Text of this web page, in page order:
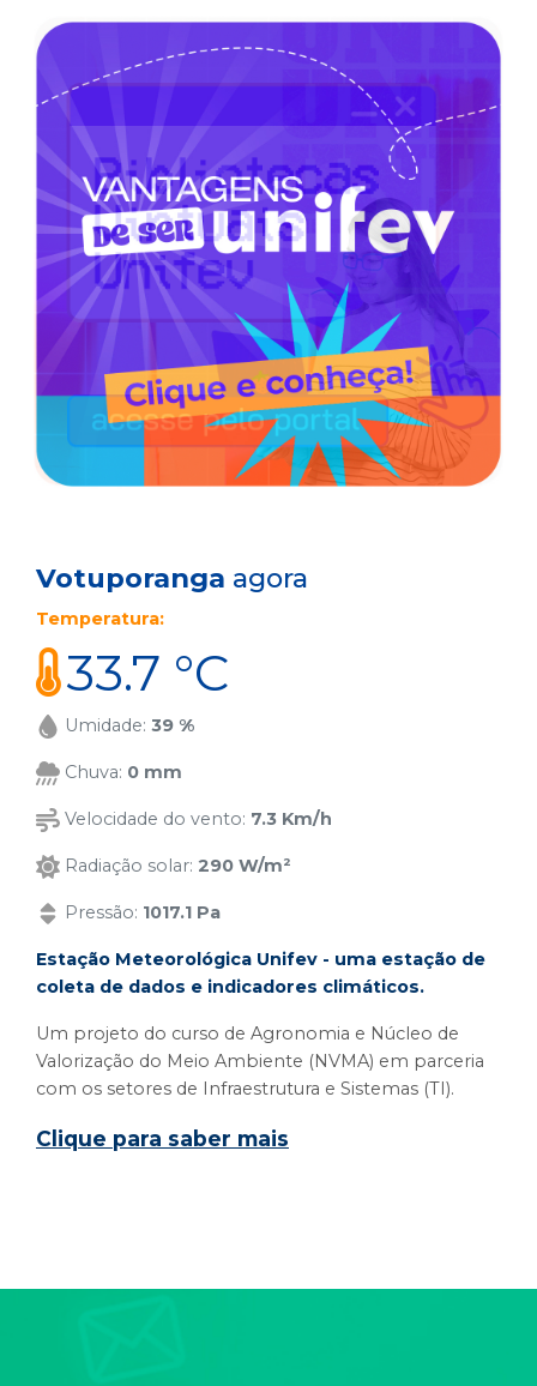
Votuporanga agora
Temperatura:
33.7 °C
Umidade: 39 %
Chuva: 0 mm
Velocidade do vento: 7.3 Km/h
Radiação solar: 290 W/m²
Pressão: 1017.1 Pa
Estação Meteorológica Unifev - uma estação de
coleta de dados e indicadores climáticos.
Um projeto do curso de Agronomia e Núcleo de
Valorização do Meio Ambiente (NVMA) em parceria
com os setores de Infraestrutura e Sistemas (TI).
Clique para saber mais